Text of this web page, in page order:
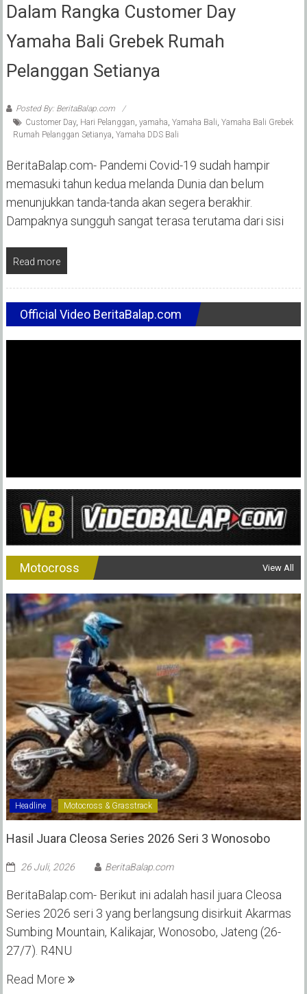
Dalam Rangka Customer Day
Yamaha Bali Grebek Rumah
Pelanggan Setianya
Posted By: BeritaBalap.com
Customer Day, Hari Pelanggan, yamaha, Yamaha Bali, Yamaha Bali Grebek
Rumah Pelanggan Setianya, Yamaha DDS Bali
BeritaBalap.com- Pandemi Covid-19 sudah hampir
memasuki tahun kedua melanda Dunia dan belum
menunjukkan tanda-tanda akan segera berakhir.
Dampaknya sungguh sangat terasa terutama dari sisi
Read more
Official Video BeritaBalap.com
Motocross View All
Headline Motocross & Grasstrack
Hasil Juara Cleosa Series 2026 Seri 3 Wonosobo ‎
26 Juli, 2026 BeritaBalap.com
BeritaBalap.com- Berikut ini adalah hasil juara Cleosa
Series 2026 seri 3 yang berlangsung disirkuit Akarmas
Sumbing Mountain, Kalikajar, Wonosobo, Jateng (26-
27/7). R4NU
Read More